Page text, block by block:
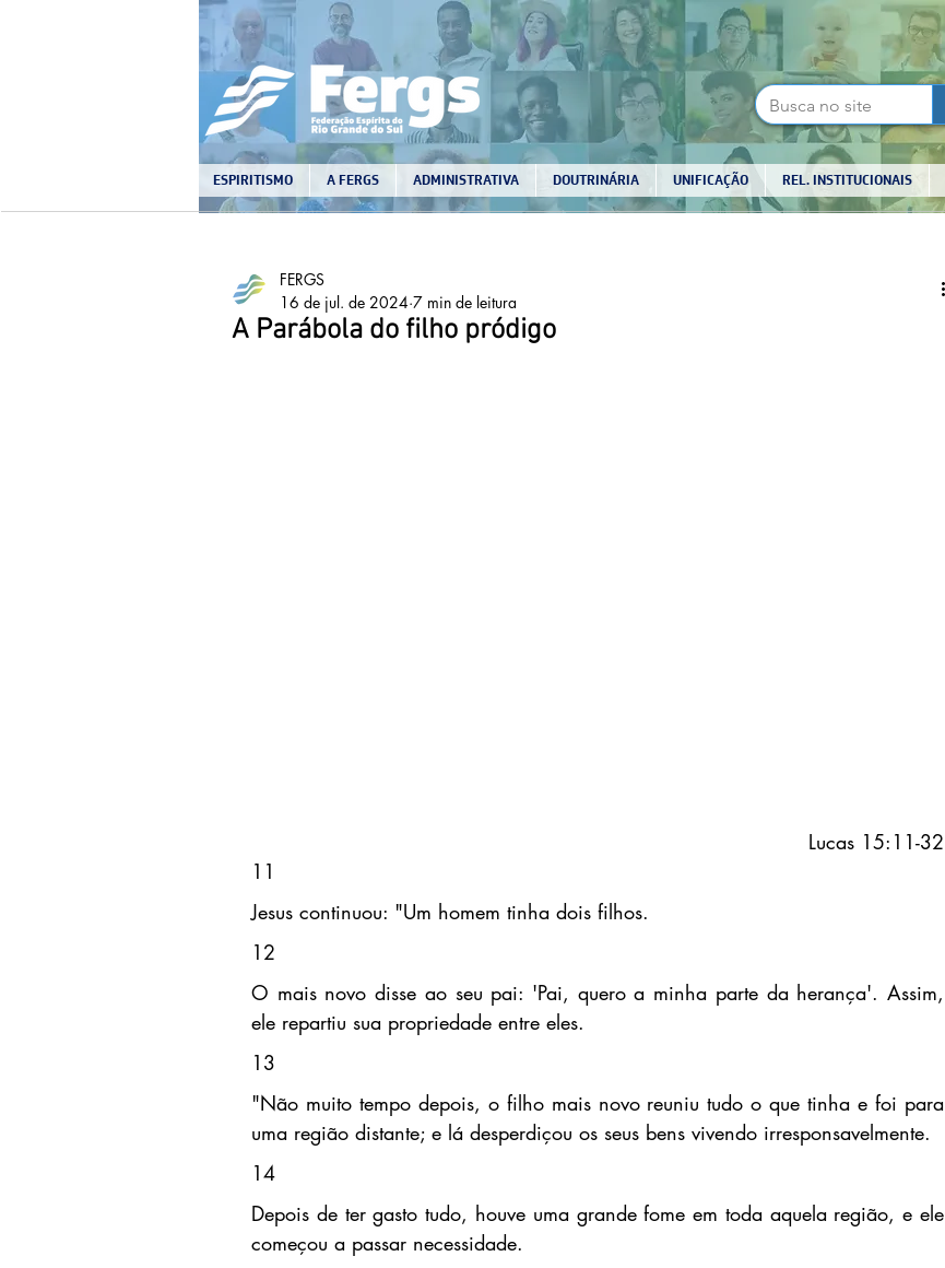
ESPIRITISMO A FERGS ADMINISTRATIVA DOUTRINÁRIA UNIFICAÇÃO REL. INSTITUCIONAIS
A Parábola do filho pródigo
FERGS
16 de jul. de 2024 7 min de leitura
Lucas 15:11-32
11
Jesus continuou: "Um homem tinha dois filhos.
12
O mais novo disse ao seu pai: 'Pai, quero a minha parte da herança'. Assim,
ele repartiu sua propriedade entre eles.
13
"Não muito tempo depois, o filho mais novo reuniu tudo o que tinha e foi para
uma região distante; e lá desperdiçou os seus bens vivendo irresponsavelmente.
14
Depois de ter gasto tudo, houve uma grande fome em toda aquela região, e ele
começou a passar necessidade.